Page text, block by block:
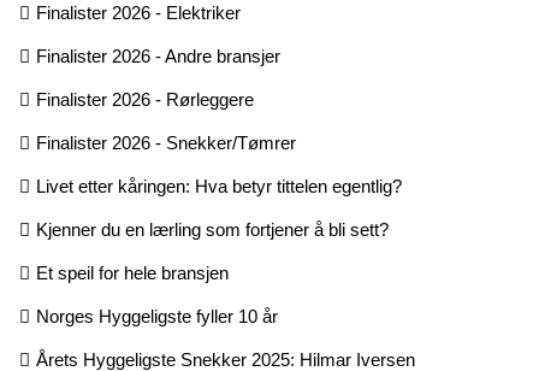
Finalister 2026 - Elektriker
Finalister 2026 - Andre bransjer
Finalister 2026 - Rørleggere
Finalister 2026 - Snekker/Tømrer
Livet etter kåringen: Hva betyr tittelen egentlig?
Kjenner du en lærling som fortjener å bli sett?
Et speil for hele bransjen
Norges Hyggeligste fyller 10 år
Årets Hyggeligste Snekker 2025: Hilmar Iversen